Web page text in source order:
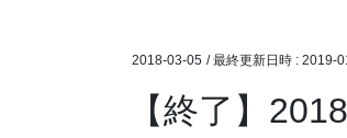
2018-03-05 / 最終更新日時 : 2019-
【終了】